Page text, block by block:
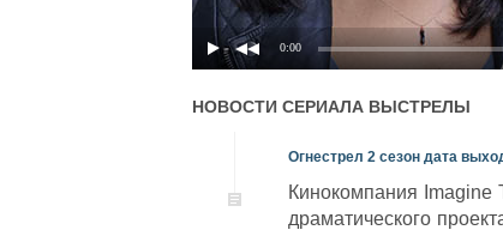
0:00
НОВОСТИ СЕРИАЛА ВЫСТРЕЛЫ
Огнестрел 2 сезон дата
Кинокомпания Imagine
драматического